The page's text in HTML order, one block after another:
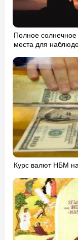
Полное солнечное
места для
Курс валют НБМ на